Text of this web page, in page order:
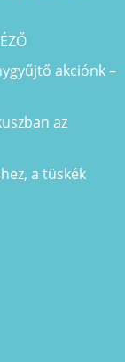
akciónk –
az
a tüskék